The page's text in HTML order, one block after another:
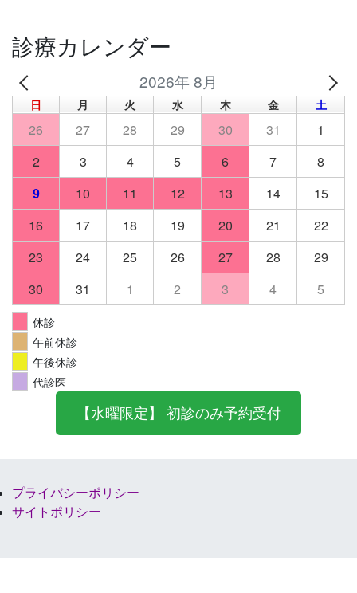
診療カレンダー
2026年 8月
日 月 火 水 木 金 土
26 27 28 29 30 31
1
2
3 4 5 6 7
8
9
10 11 12 13 14
15
16
17 18 19 20 21
22
23
24 25 26 27 28
29
30
31 1 2 3 4 5
休診
午前休診
午後休診
代診医
【水曜限定】 初診のみ予約受付
プライバシーポリシー
サイトポリシー